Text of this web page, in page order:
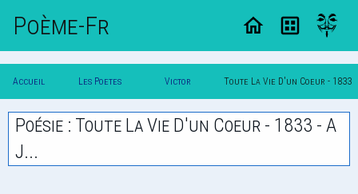
Poème-Fr
Accueil
Poesie
Les Poetes
Classique
Victor
Hugo
Toute La Vie D'un Coeur - 1833
- A J...
Poésie : Toute La Vie D'un Coeur - 1833 - A
J...